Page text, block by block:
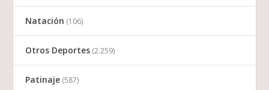
Natación (106)
Otros Deportes (2.259)
Patinaje (587)